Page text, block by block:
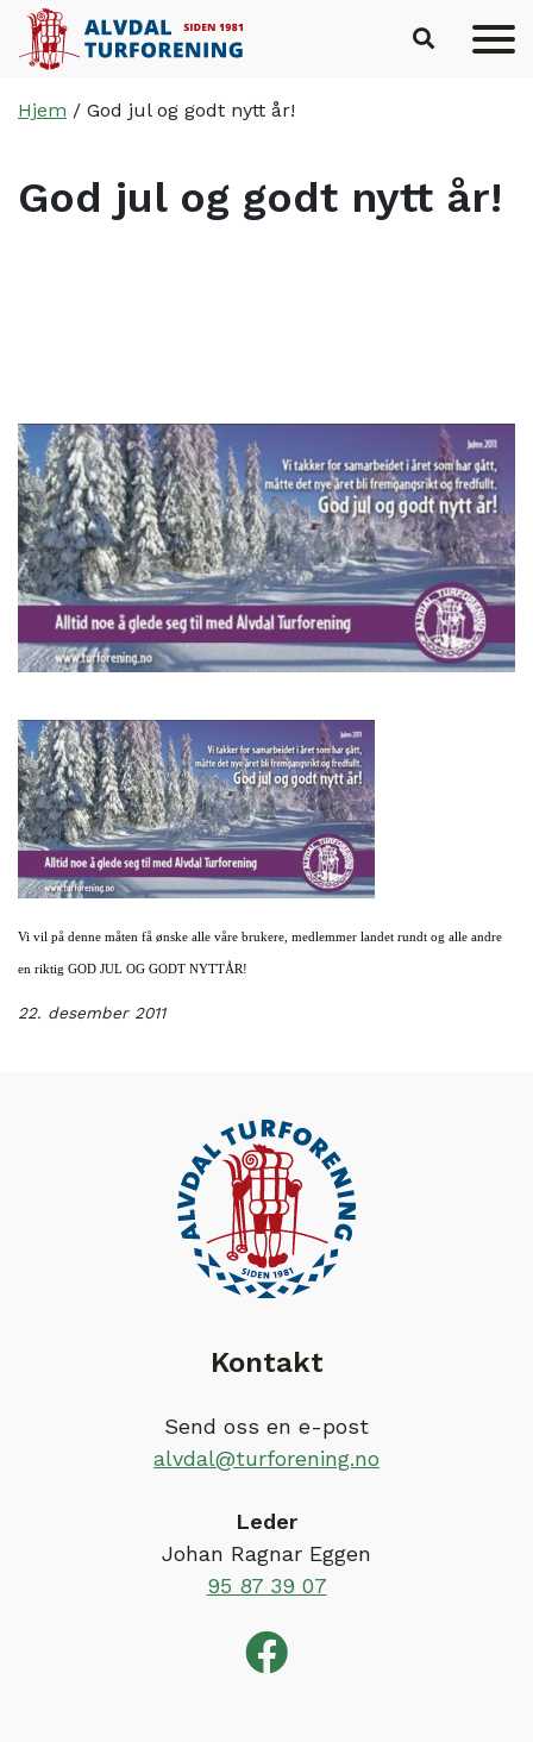
Hjem / God jul og godt nytt år!
God jul og godt nytt år!
Skrevet av Haus Byrå
22. desember 2011
Vi vil på denne måten få ønske alle våre brukere, medlemmer landet rundt og alle andre
en riktig GOD JUL OG GODT NYTTÅR!
22. desember 2011
Kontakt
Send oss en e-post
alvdal@turforening.no
Leder
Johan Ragnar Eggen
95 87 39 07